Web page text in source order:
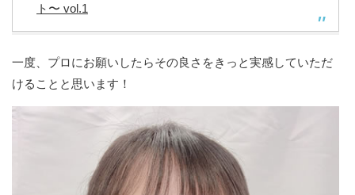
ト〜 vol.1
一度、プロにお願いしたらその良さをきっと実感していただ
けることと思います！